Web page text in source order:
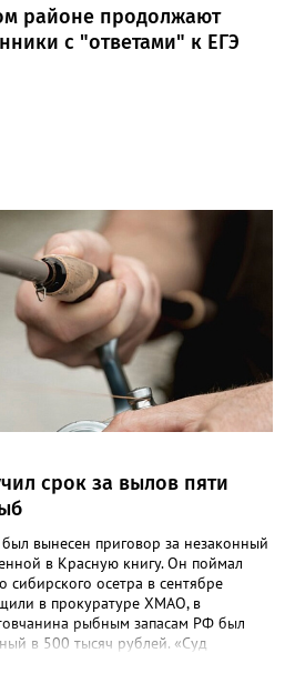
районе продолжают
с "ответами" к ЕГЭ
срок за вылов пяти
вынесен приговор за незаконный
в Красную книгу. Он поймал
сибирского осетра в сентябре
в прокуратуре ХМАО, в
рыбным запасам РФ был
в 500 тысяч рублей. «Суд